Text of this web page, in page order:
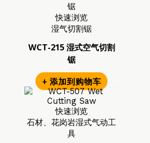
快速浏览
湿气切割锯
WCT-215 湿式空气切割
锯
+ 添加到购物车
快速浏览
石材、花岗岩湿式气动工
具